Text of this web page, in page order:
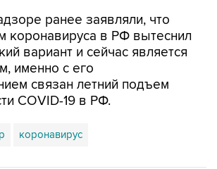
ранее заявляли, что
коронавируса в РФ вытеснил
вариант и сейчас является
именно с его
связан летний подъем
COVID-19 в РФ.
коронавирус